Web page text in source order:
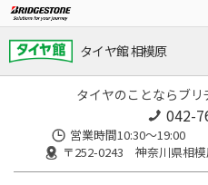
タイヤ館 相模原
タイヤのことならブ
042-
営業時間10:30～19:00
〒252-0243 神奈川県相